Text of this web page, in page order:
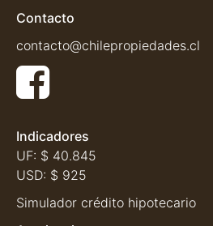
Contacto
contacto@chilepropiedades.cl
Indicadores
UF: $ 40.845
USD: $ 925
Simulador crédito hipotecario